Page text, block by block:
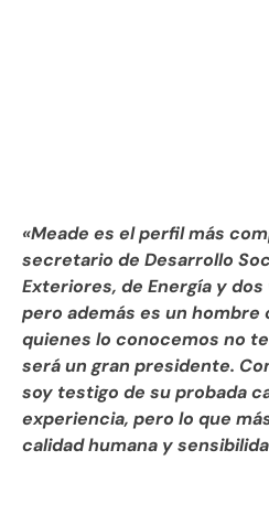
«Meade es el perfil más
secretario de Desarrollo
Exteriores, de Energía y
pero además es un
quienes lo conocemos no
será un gran presidente.
soy testigo de su probada
experiencia, pero lo que
calidad humana y